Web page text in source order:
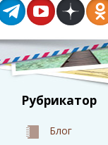
Рубрикатор
Блог